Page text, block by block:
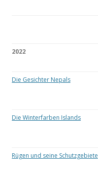
2022
Die Gesichter Nepals
Die Winterfarben Islands
Rügen und seine Schutzgebiete